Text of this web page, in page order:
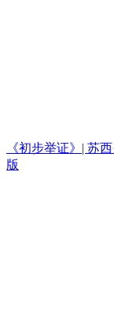
《初步举证》| 苏
版